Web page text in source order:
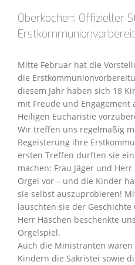
Oberkochen: Offizieller
Mitte Februar hat die
die
diesem Jahr haben sich 18
mit Freude und Engagement
Heiligen Eucharistie
Wir treffen uns regelmäßig
Begeisterung ihre
ersten Treffen durften sie
machen: Frau Jäger und
Orgel vor – und die Kinder
sie selbst auszuprobieren!
lauschten sie der
Herr Häschen beschenkte
Orgelspiel.
Auch die Ministranten
Kindern die Sakristei sowie